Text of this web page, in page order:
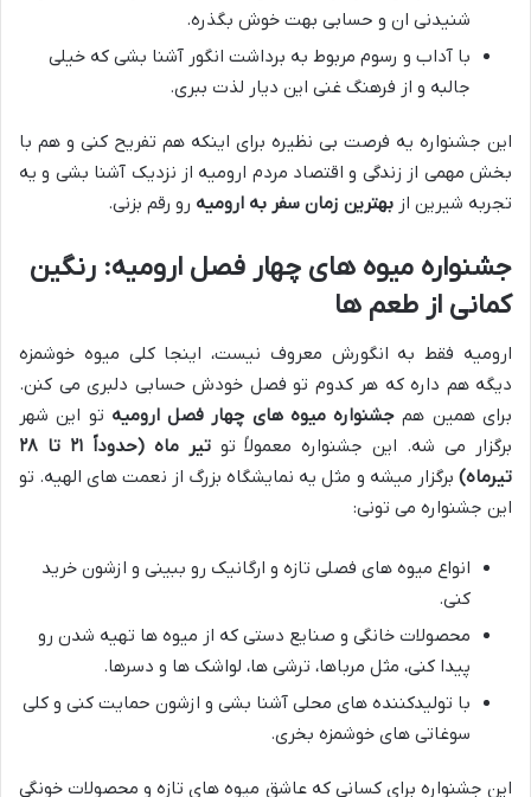
شنیدنی ان و حسابی بهت خوش بگذره.
با آداب و رسوم مربوط به برداشت انگور آشنا بشی که خیلی
جالبه و از فرهنگ غنی این دیار لذت ببری.
این جشنواره یه فرصت بی نظیره برای اینکه هم تفریح کنی و هم با
بخش مهمی از زندگی و اقتصاد مردم ارومیه از نزدیک آشنا بشی و یه
تجربه شیرین از بهترین زمان سفر به ارومیه رو رقم بزنی.
جشنواره میوه های چهار فصل ارومیه: رنگین
کمانی از طعم ها
ارومیه فقط به انگورش معروف نیست، اینجا کلی میوه خوشمزه
دیگه هم داره که هر کدوم تو فصل خودش حسابی دلبری می کنن.
برای همین هم جشنواره میوه های چهار فصل ارومیه تو این شهر
برگزار می شه. این جشنواره معمولاً تو
تیر ماه (حدوداً ۲۱ تا ۲۸
تیرماه) برگزار میشه و مثل یه نمایشگاه بزرگ از نعمت های الهیه. تو
این جشنواره می تونی:
انواع میوه های فصلی تازه و ارگانیک رو ببینی و ازشون خرید
کنی.
محصولات خانگی و صنایع دستی که از میوه ها تهیه شدن رو
پیدا کنی، مثل مرباها، ترشی ها، لواشک ها و دسرها.
با تولیدکننده های محلی آشنا بشی و ازشون حمایت کنی و کلی
سوغاتی های خوشمزه بخری.
این جشنواره برای کسانی که عاشق میوه های تازه و محصولات خونگی